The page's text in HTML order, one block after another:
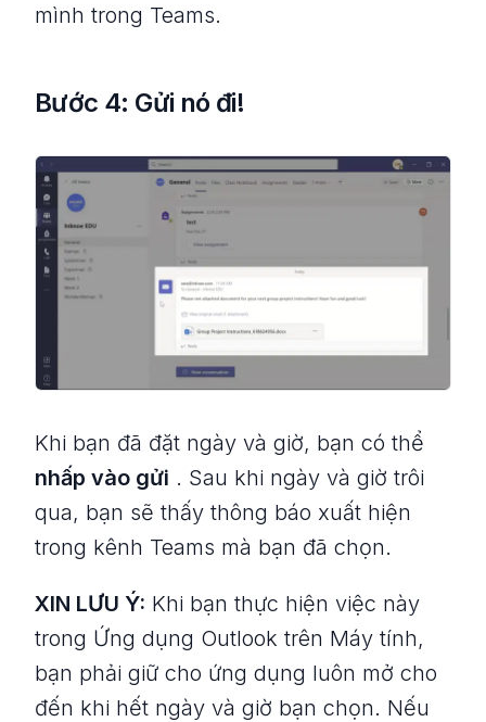
mình trong Teams.
Bước 4: Gửi nó đi!
Khi bạn đã đặt ngày và giờ, bạn có thể
nhấp vào gửi . Sau khi ngày và giờ trôi
qua, bạn sẽ thấy thông báo xuất hiện
trong kênh Teams mà bạn đã chọn.
XIN LƯU Ý: Khi bạn thực hiện việc này
trong Ứng dụng Outlook trên Máy tính,
bạn phải giữ cho ứng dụng luôn mở cho
đến khi hết ngày và giờ bạn chọn. Nếu